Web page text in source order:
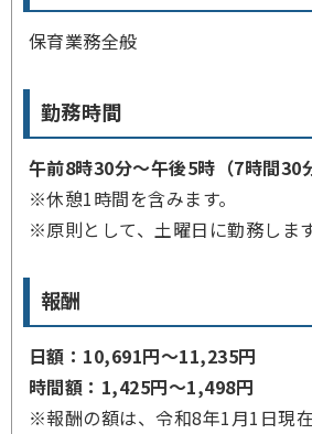
保育業務全般
勤務時間
午前8時30分～午後5時（7時間30
※休憩1時間を含みます。
※原則として、土曜日に勤務します
報酬
日額：10,691円～11,235円
時間額：1,425円～1,498円
※報酬の額は、令和8年1月1日現在